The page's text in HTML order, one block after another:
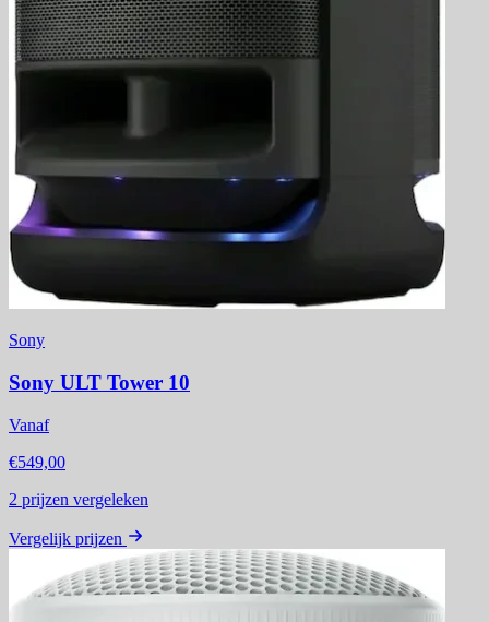
Sony
Sony ULT Tower 10
Vanaf
€549,00
2 prijzen vergeleken
Vergelijk prijzen